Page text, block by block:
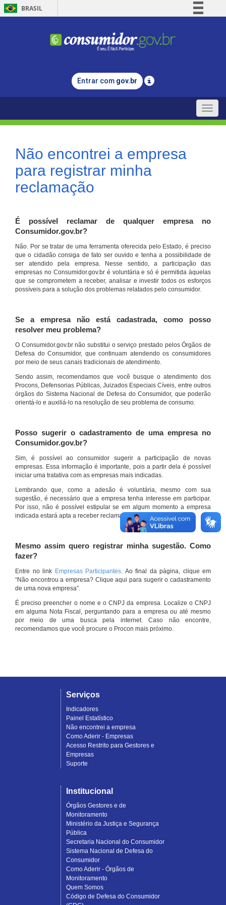
BRASIL
Comunica BR
Legislação
Entrar com gov.br
Toggle
Não encontrei a empresa
para registrar minha
reclamação
É possível reclamar de qualquer empresa no
Consumidor.gov.br?
Não. Por se tratar de uma ferramenta oferecida pelo Estado, é preciso
que o cidadão consiga de fato ser ouvido e tenha a possibilidade de
ser atendido pela empresa. Nesse sentido, a participação das
empresas no Consumidor.gov.br é voluntária e só é permitida àquelas
que se comprometem a receber, analisar e investir todos os esforços
possíveis para a solução dos problemas relatados pelo consumidor.
Se a empresa não está cadastrada, como posso
resolver meu problema?
O Consumidor.gov.br não substitui o serviço prestado pelos Órgãos de
Defesa do Consumidor, que continuam atendendo os consumidores
por meio de seus canais tradicionais de atendimento.
Sendo assim, recomendamos que você busque o atendimento dos
Procons, Defensorias Públicas, Juizados Especiais Cíveis, entre outros
órgãos do Sistema Nacional de Defesa do Consumidor, que poderão
orientá-lo e auxiliá-lo na resolução de seu problema de consumo.
Posso sugerir o cadastramento de uma empresa no
Consumidor.gov.br?
Sim, é possível ao consumidor sugerir a participação de novas
empresas. Essa informação é importante, pois a partir dela é possível
iniciar uma tratativa com as empresas mais indicadas.
Lembrando que, como a adesão é voluntária, mesmo com sua
sugestão, é necessário que a empresa tenha interesse em participar.
Por isso, não é possível estipular se em algum momento a empresa
indicada estará apta a receber reclamações por meio do site.
Mesmo assim quero registrar minha sugestão. Como
fazer?
Entre no link Empresas Participantes. Ao final da página, clique em
“Não encontrou a empresa? Clique aqui para sugerir o cadastramento
de uma nova empresa”.
É preciso preencher o nome e o CNPJ da empresa. Localize o CNPJ
em alguma Nota Fiscal, perguntando para a empresa ou até mesmo
por meio de uma busca pela internet. Caso não encontre,
recomendamos que você procure o Procon mais próximo.
Serviços
Indicadores
Painel Estatístico
Não encontrei a empresa
Como Aderir - Empresas
Acesso Restrito para Gestores e
Empresas
Suporte
Institucional
Órgãos Gestores e de
Monitoramento
Ministério da Justiça e Segurança
Pública
Secretaria Nacional do Consumidor
Sistema Nacional de Defesa do
Consumidor
Como Aderir - Órgãos de
Monitoramento
Quem Somos
Código de Defesa do Consumidor